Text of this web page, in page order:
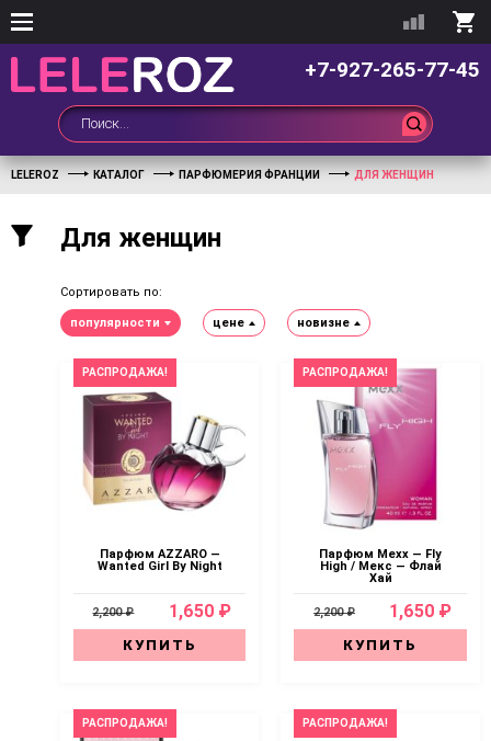
+7-927-265-77-45
LELEROZ КАТАЛОГ ПАРФЮМЕРИЯ ФРАНЦИИ ДЛЯ ЖЕНЩИН
Для женщин
Сортировать по:
популярности цене новизне
РАСПРОДАЖА!
Парфюм AZZARO —
Wanted Girl By Night
2,200 ₽ 1,650 ₽
КУПИТЬ
РАСПРОДАЖА!
Парфюм Mexx — Fly
High / Мекс — Флай
Хай
2,200 ₽ 1,650 ₽
КУПИТЬ
РАСПРОДАЖА! РАСПРОДАЖА!